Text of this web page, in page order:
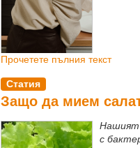
Прочетете пълния текст
Статия
Защо да мием
Нашият
с